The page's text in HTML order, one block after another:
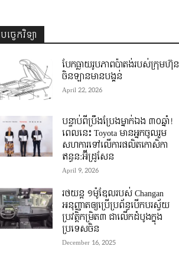
បច្ចេកវិទ្យា
បែកធ្លាយរូបភាពប៉ាតង់របស់ក្រុមហ៊ុន
ចិនឡានមានបង្គន់
April 22, 2026
បន្ទាប់ពីប្រឹងប្រែងម្នាក់ឯង ៣០ឆ្នាំ! ​
ពេលនេះ Toyota មានអ្នកចូលរួម
សហការទៅលើការផលិតកោសិកា
ឥន្ធន:អ៊ីដ្រូសែន
April 9, 2026
រថយន្ត ១ម៉ូឌែលរបស់ Changan
អនុញ្ញាតឲ្យប្រើប្រព័ន្ធបើកបរស្វ័យ
ប្រវត្តិកម្រិត៣ ជាលើកដំបូងក្នុង
ប្រទេសចិន
December 16, 2025